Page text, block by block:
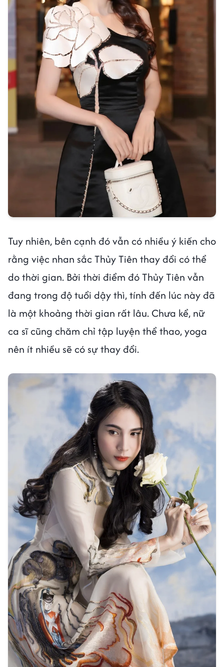
Tuy nhiên, bên cạnh đó vẫn có nhiều ý kiến cho
rằng việc nhan sắc Thủy Tiên thay đổi có thể
do thời gian. Bởi thời điểm đó Thủy Tiên vẫn
đang trong độ tuổi dậy thì, tính đến lúc này đã
là một khoảng thời gian rất lâu. Chưa kể, nữ
ca sĩ cũng chăm chỉ tập luyện thể thao, yoga
nên ít nhiều sẽ có sự thay đổi.